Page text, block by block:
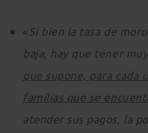
« Si bien la tasa de
baja, hay que tener
que supone, para cada
familias que se
atender sus pagos, la